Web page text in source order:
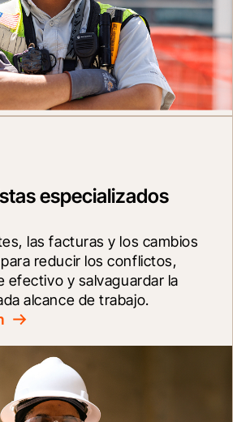
especializados
las facturas y los cambios
reducir los conflictos,
efectivo y salvaguardar la
alcance de trabajo.